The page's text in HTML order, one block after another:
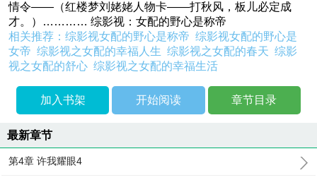
情令——（红楼梦刘姥姥人物卡——打秋风，板儿必定成
才。）………… 综影视：女配的野心是称帝
相关推荐：综影视女配的野心是称帝综影视女配的野心是
女帝综影视之女配的幸福人生综影视之女配的春天综影
视之女配的舒心综影视之女配的幸福生活
加入书架 开始阅读 章节目录
最新章节
第4章 许我耀眼4